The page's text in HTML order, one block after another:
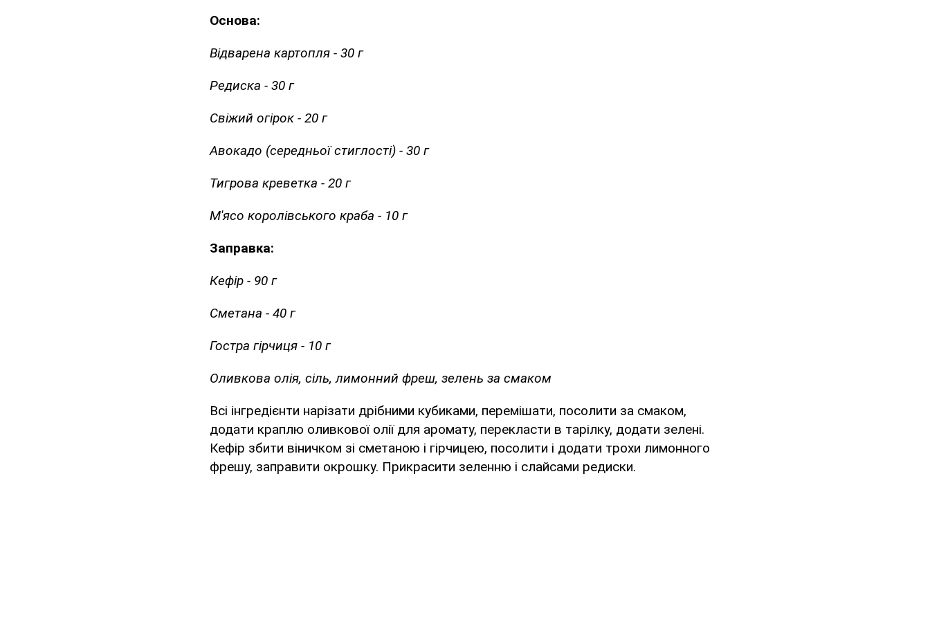
Основа:
Відварена картопля - 30 г
Редиска - 30 г
Свіжий огірок - 20 г
Авокадо (середньої стиглості) - 30 г
Тигрова креветка - 20 г
М'ясо королівського краба - 10 г
Заправка:
Кефір - 90 г
Сметана - 40 г
Гостра гірчиця - 10 г
Оливкова олія, сіль, лимонний фреш, зелень за смаком
Всі інгредієнти нарізати дрібними кубиками, перемішати, посолити за смаком,
додати краплю оливкової олії для аромату, перекласти в тарілку, додати зелені.
Кефір збити віничком зі сметаною і гірчицею, посолити і додати трохи лимонного
фрешу, заправити окрошку. Прикрасити зеленню і слайсами редиски.